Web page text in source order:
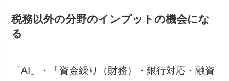
税務以外の分野のインプットの機会にな
る
「AI」・「資金繰り（財務）・銀行対応・融資